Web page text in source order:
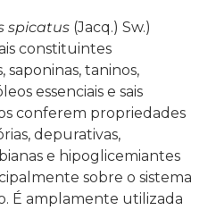
spicatus (Jacq.) Sw.)
constituintes
taninos,
essenciais e sais
conferem propriedades
depurativas,
e hipoglicemiantes
sobre o sistema
É amplamente utilizada